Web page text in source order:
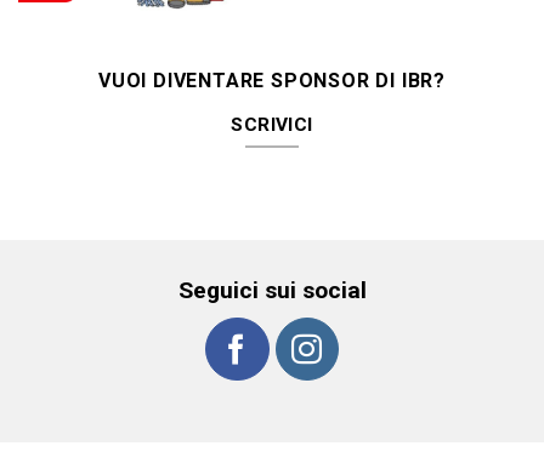
VUOI DIVENTARE SPONSOR DI IBR?
SCRIVICI
Seguici sui social